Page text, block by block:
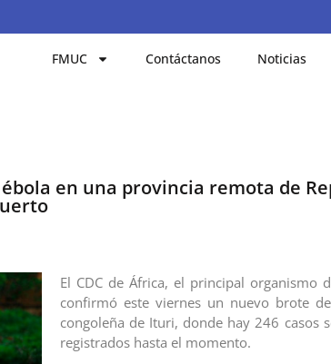
FMUC Contáctanos Noticias
en una provincia remota de
El CDC de África, el principal organismo
confirmó este viernes un nuevo brote
congoleña de Ituri, donde hay 246 casos
registrados hasta el momento.